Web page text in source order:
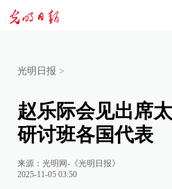
光明日报 >
赵乐际会见出席
研讨班各国代表
来源： 光明网-《光明日报》
2025-11-05 03:50